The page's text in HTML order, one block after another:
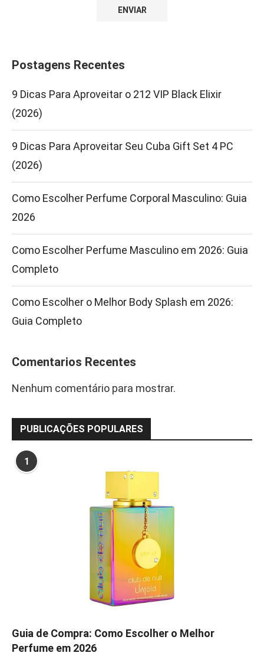
Postagens Recentes
9 Dicas Para Aproveitar o 212 VIP Black Elixir
(2026)
9 Dicas Para Aproveitar Seu Cuba Gift Set 4 PC
(2026)
Como Escolher Perfume Corporal Masculino: Guia
2026
Como Escolher Perfume Masculino em 2026: Guia
Completo
Como Escolher o Melhor Body Splash em 2026:
Guia Completo
Comentarios Recentes
Nenhum comentário para mostrar.
PUBLICAÇÕES POPULARES
1
Guia de Compra: Como Escolher o Melhor
Perfume em 2026